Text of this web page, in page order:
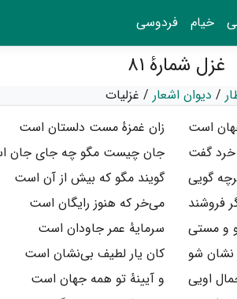
خیام فردوسی
غزل شمارهٔ ۸۱
/ دیوان اشعار / غزلیات
است
زان غمزهٔ مست دلستان است
گفت
جان چیست مگو چه جای جان
گویی
گویند مگو که بیش از آن است
فروشند
می‌خر که هنوز رایگان است
و مستی
سرمایهٔ عمر جاودان است
نشان شو
کان یار لطیف بی‌نشان است
اویی
و آیینهٔ تو همه جهان است